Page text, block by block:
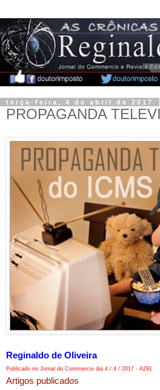
terça-feira, 4 de abril de 2017
PROPAGANDA
Reginaldo de Oliveira
Publicado no Jornal do Commercio dia 4 / 4 / 2017 - A291
Artigos publicados